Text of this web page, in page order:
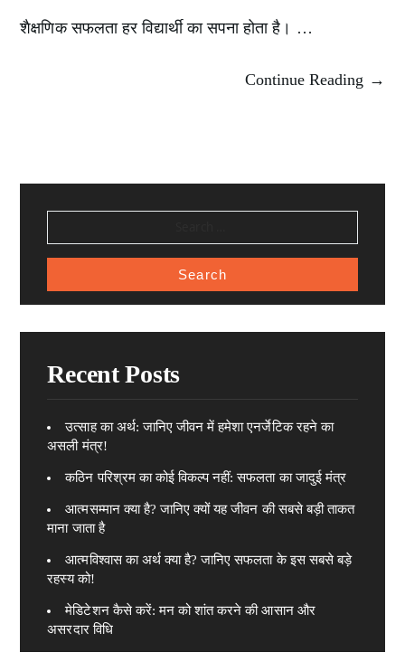
शैक्षणिक सफलता हर विद्यार्थी का सपना होता है। …
Continue Reading →
FOR:
Recent Posts
उत्साह का अर्थ: जानिए जीवन में हमेशा एनर्जेटिक रहने का
असली मंत्र!
कठिन परिश्रम का कोई विकल्प नहीं: सफलता का जादुई मंत्र
आत्मसम्मान क्या है? जानिए क्यों यह जीवन की सबसे बड़ी ताकत
माना जाता है
आत्मविश्वास का अर्थ क्या है? जानिए सफलता के इस सबसे बड़े
रहस्य को!
मेडिटेशन कैसे करें: मन को शांत करने की आसान और
असरदार विधि